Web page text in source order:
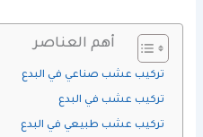
أهم العناصر
تركيب عشب صناعي في البدع
تركيب عشب في البدع
تركيب عشب طبيعي في البدع